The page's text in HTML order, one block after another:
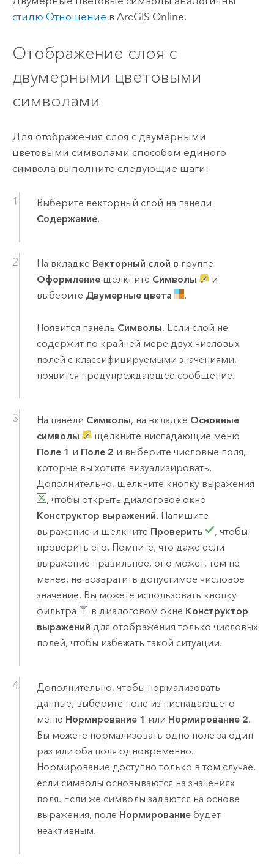
стилю Отношение в ArcGIS Online.
Отображение слоя с
двумерными цветовыми
символами
Для отображения слоя с двумерными
цветовыми символами способом единого
символа выполните следующие шаги:
Выберите векторный слой на панели
Содержание.
На вкладке Векторный слой в группе
Оформлениещелкните Символы
и
выберите Двумерные цвета .
Появится панель Символы. Если слой не
содержит по крайней мере двух числовых
полей с классифицируемыми значениями,
появится предупреждающее сообщение.
На панели Символы, на вкладке Основные
символы
щелкните ниспадающие меню
Поле 1 и Поле 2 и выберите числовые поля,
которые вы хотите визуализировать.
Дополнительно, щелкните кнопку выражения
, чтобы открыть диалоговое окно
Конструктор выражений. Напишите
выражение и щелкните Проверить
, чтобы
проверить его. Помните, что даже если
выражение правильное, оно может, тем не
менее, не возвратить допустимое числовое
значение. Вы можете использовать кнопку
фильтра
в диалоговом окне Конструктор
выражений для отображения только числовых
полей, чтобы избежать такой ситуации.
Дополнительно, чтобы нормализовать
данные, выберите поле из ниспадающего
меню Нормирование 1 или Нормирование 2.
Вы можете нормализовать одно поле за один
раз или оба поля одновременно.
Нормирование доступно только в том случае,
если символы основываются на значениях
поля. Если же символы задаются на основе
выражения, поле Нормированиебудет
неактивным.